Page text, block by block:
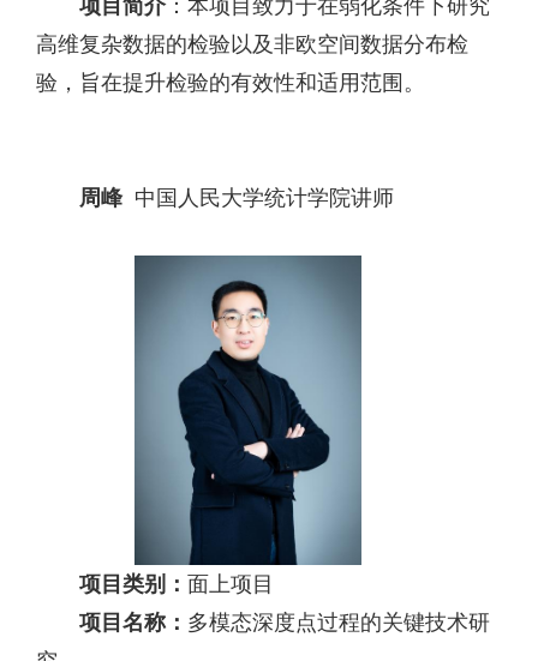
项目简介：本项目致力于在弱化条件下研究
高维复杂数据的检验以及非欧空间数据分布检
验，旨在提升检验的有效性和适用范围。
周峰 中国人民大学统计学院讲师
项目类别： 面上项目
项目名称： 多模态深度点过程的关键技术研